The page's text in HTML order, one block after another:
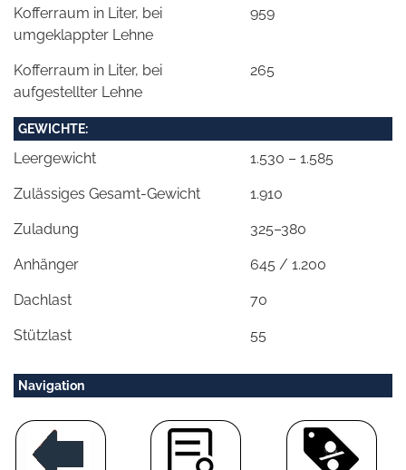
Kofferraum in Liter, bei
umgeklappter Lehne
959
Kofferraum in Liter, bei
aufgestellter Lehne
265
GEWICHTE:
Leergewicht 1.530 – 1.585
Zulässiges Gesamt-Gewicht 1.910
Zuladung 325–380
Anhänger 645 / 1.200
Dachlast 70
Stützlast 55
Navigation